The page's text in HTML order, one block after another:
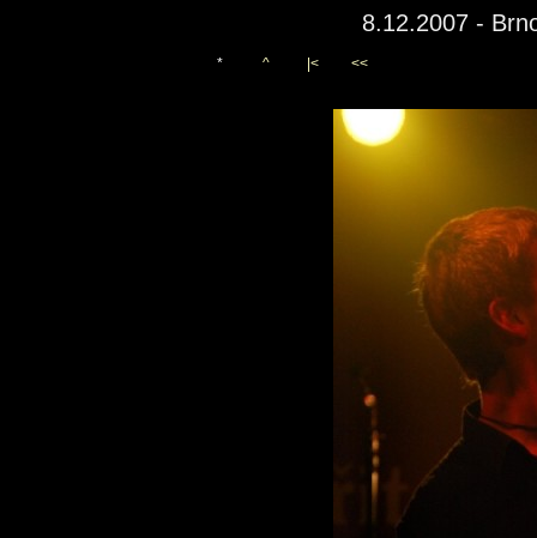
8.12.2007 -
* ^ |< <<